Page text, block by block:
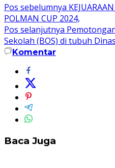
Navigasi
pos
Pos sebelumnya
POLMAN CUP 2024,
Pos selanjutnya
Sekolah (BOS) di tubuh
Komentar
Baca Juga